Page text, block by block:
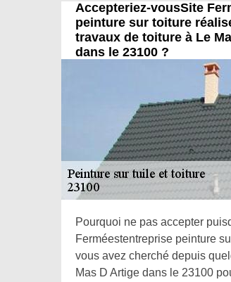
Accepteriez-vousSite
peinture sur toiture
travaux de toiture à Le
dans le 23100 ?
Pourquoi ne pas accepter
Ferméestentreprise peinture
vous avez cherché depuis
Mas D Artige dans le 23100